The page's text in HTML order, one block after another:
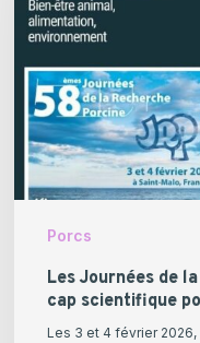
Porcs
Recherche
Porcine
2026
un
cap
scientifique
filièreLes Journées de
cap scientifique
Les 3 et 4 février